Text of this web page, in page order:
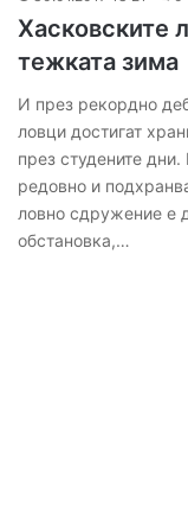
Хасковските
тежката зима
И през рекордно
ловци достигат
през студените
редовно и
ловно сдружение е
обстановка,…